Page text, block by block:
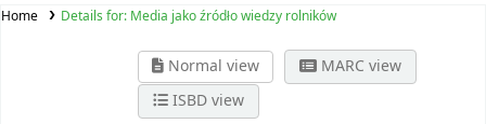
Home Details for: Media jako źródło wiedzy rolników
Normal view
MARC view
ISBD view